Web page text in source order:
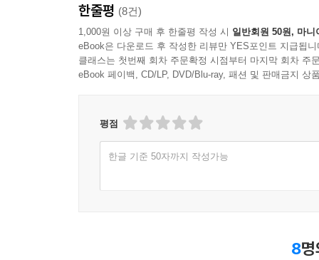
한줄평 (8건)
1,000원 이상 구매 후 한줄평 작성 시 일반회원 50원, 마니
eBook은 다운로드 후 작성한 리뷰만 YES포인트 지급됩니
클래스는 첫번째 회차 주문확정 시점부터 마지막 회차 주
eBook 페이백, CD/LP, DVD/Blu-ray, 패션 및 판매금지 상
평점
한글 기준 50자까지 작성가능
8